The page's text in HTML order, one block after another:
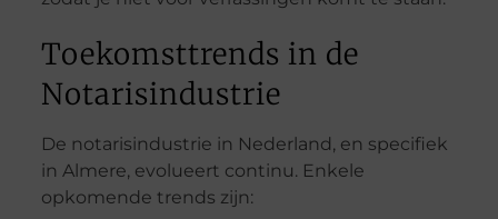
Toekomsttrends in de
Notarisindustrie
De notarisindustrie in Nederland, en specifiek
in Almere, evolueert continu. Enkele
opkomende trends zijn: